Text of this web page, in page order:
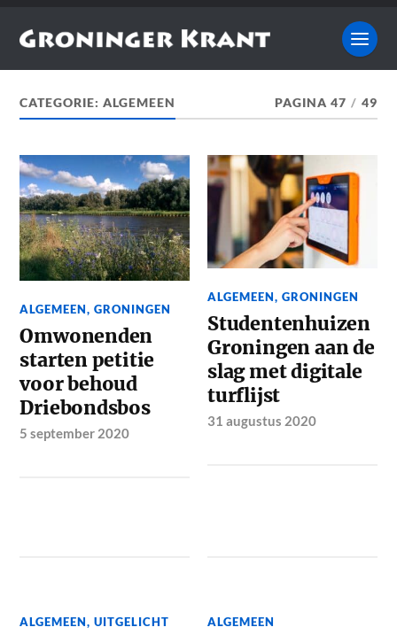
CATEGORIE:ALGEMEEN PAGINA 47 / 49
ALGEMEEN,GRONINGEN
Omwonenden
starten petitie
voor behoud
Driebondsbos
5 september 2020
ALGEMEEN,GRONINGEN
Studentenhuizen
Groningen aan de
slag met digitale
turflijst
31 augustus 2020
ALGEMEEN,UITGELICHT ALGEMEEN